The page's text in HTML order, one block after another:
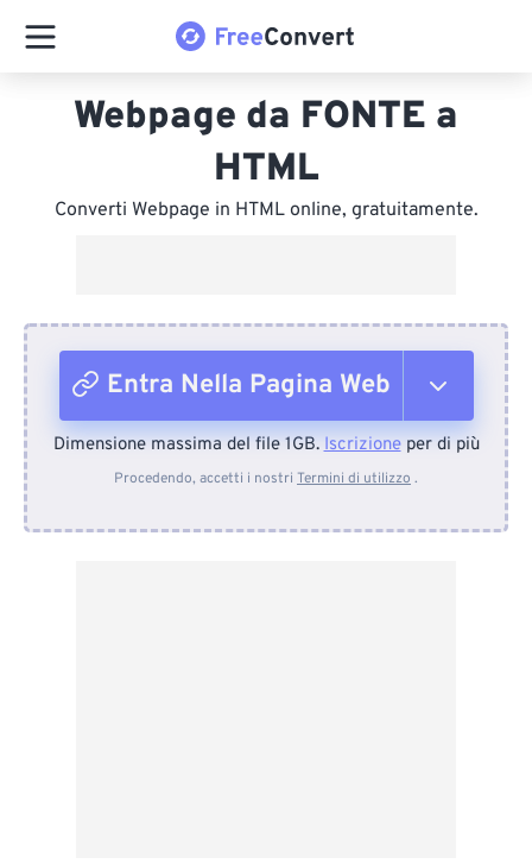
Webpage da FONTE a
HTML
Converti Webpage in HTML online, gratuitamente.
Entra Nella Pagina Web
Dimensione massima del file 1GB.Iscrizioneper di più
Procedendo, accetti i nostri Termini di utilizzo .